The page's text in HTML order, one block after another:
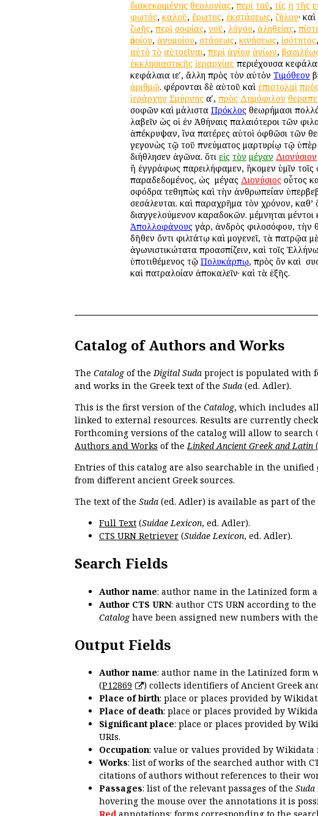
διακεκριμένης θεολογίας, περὶ τοῦ, τίς ἡ τῆς
φωτός, καλοῦ, ἔρωτος, ἐκστάσεως, ζήλου· καὶ
ζωῆς, περὶ σοφίας,νοῦ, λόγου, ἀληθείας,
ὁμοίου, ἀνομοίου, στάσεως, κινήσεως, ἰσότητος,
αὐτὸ τὸ αὐτοεῖναι, περὶ ἁγίου ἁγίων,
ἐκκλησιαστικῆς ἱεραρχίας περιέχουσα
κεφάλαια ιεʹ, ἄλλη πρὸς τὸν αὐτὸν Τιμόθεον
ἀριθμῷ. φέρονται δὲ αὐτοῦ καὶ ἐπιστολαὶ
ἱεράρχην Σμύρνης αʹ, πρὸς Δημόφιλον
σοφῶν καὶ μάλιστα Πρόκλος θεωρήμασι
λαβεῖν ὡς οἱ ἐν Ἀθήναις παλαιότεροι τῶν
ἀπέκρυψαν, ἵνα πατέρες αὐτοὶ ὀφθῶσι τῶν
γεγονὼς τῷ τοῦ πνεύματος μαρτυρίῳ τῷ ὑπὲρ
διήθλησεν ἀγῶνα. ὅτι εἰς τὸν μέγαν Διονύσιον
ἢ ἐγγράφως παρειλήφαμεν, ἥκομεν ὑμῖν τοῖς
παραδεδομένος, ὡς ὁ μέγας Διονύσιος οὗτος
σφόδρα τεθηπὼς καὶ τὴν ἀνθρωπείαν
σεσάλευται. καὶ παραχρῆμα τὸν χρόνον, καθ’
διαγγελούμενον καραδοκῶν. μέμνηται μέντοι
Ἀπολλοφάνουςγάρ, ἀνδρὸς φιλοσόφου, τὴν
δῆθεν ὄντι φιλτάτῳ καὶ ὁμογενεῖ, τὰ πατρῷα
ἀγωνιστικώτατα προασπίζειν, καὶ τοῖς
ὑποτιθέμενος τῷ Πολυκάρπῳ, πρὸς ὃν καὶ ὁ
καὶ πατραλοίαν ἀποκαλεῖν· καὶ τὰ ἑξῆς.
Catalog of Authors and Works
The Catalogof theDigital Suda project is populated with
and works in the Greek text of the Suda (ed. Adler).
This is the first version of the Catalog, which includes
linked to external resources. Results are currently
Forthcoming versions of the catalog will allow to
Authors and Works of theLinked Ancient Greek and Latin
Entries of this catalog are also searchable in the unified
from different ancient Greek sources.
The text of the Suda (ed. Adler) is available as part of the
Full Text (Suidae Lexicon, ed. Adler).
CTS URN Retriever (Suidae Lexicon, ed. Adler).
Search Fields
Author name: author name in the Latinized form
Author CTS URN: author CTS URN according to the
Cataloghave been assigned new numbers with
Output Fields
Author name: author name in the Latinized form
(P12869
) collects identifiers of Ancient Greek
Place of birth: place or places provided by
Place of death: place or places provided by
Significant place: place or places provided by
URIs.
Occupation: value or values provided by Wikidata
Works: list of works of the searched author with
citations of authors without references to their
Passages: list of the relevant passages of the Suda
hovering the mouse over the annotations it is